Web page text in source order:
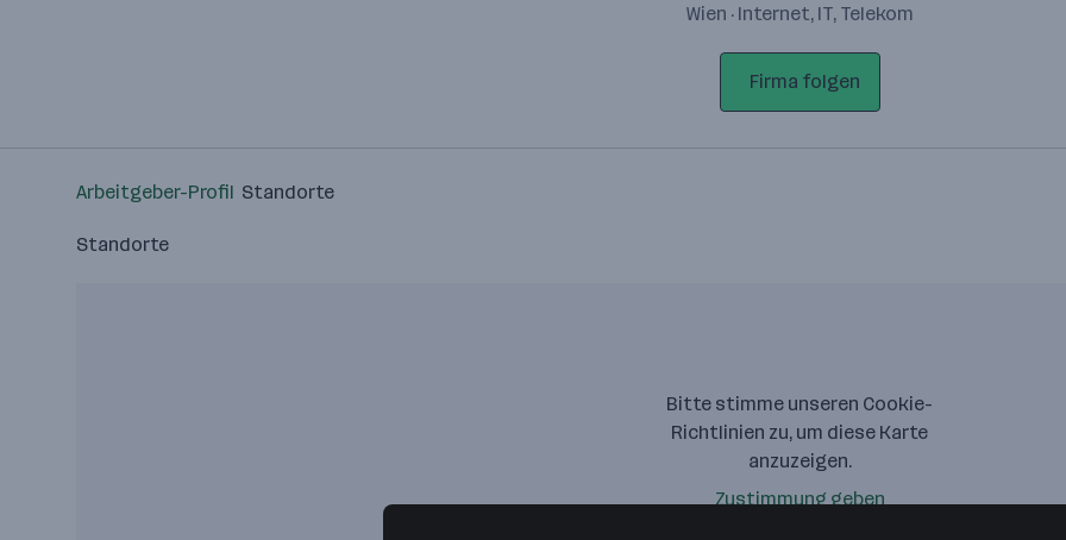
Wien · Internet, IT, Telekom
Firma folgen
Arbeitgeber-Profil Standorte
Standorte
Bitte stimme unseren Cookie-
Richtlinien zu, um diese Karte
anzuzeigen.
Zustimmung geben